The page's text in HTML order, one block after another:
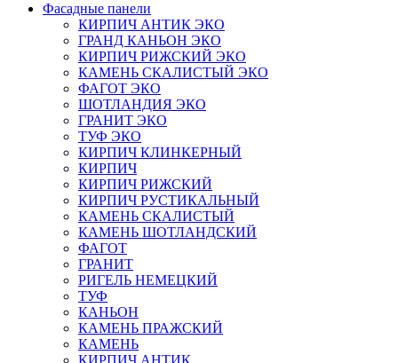
Фасадные панели
КИРПИЧ АНТИК ЭКО
ГРАНД КАНЬОН ЭКО
КИРПИЧ РИЖСКИЙ ЭКО
КАМЕНЬ СКАЛИСТЫЙ ЭКО
ФАГОТ ЭКО
ШОТЛАНДИЯ ЭКО
ГРАНИТ ЭКО
ТУФ ЭКО
КИРПИЧ КЛИНКЕРНЫЙ
КИРПИЧ
КИРПИЧ РИЖСКИЙ
КИРПИЧ РУСТИКАЛЬНЫЙ
КАМЕНЬ СКАЛИСТЫЙ
КАМЕНЬ ШОТЛАНДСКИЙ
ФАГОТ
ГРАНИТ
РИГЕЛЬ НЕМЕЦКИЙ
ТУФ
КАНЬОН
КАМЕНЬ ПРАЖСКИЙ
КАМЕНЬ
КИРПИЧ АНТИК